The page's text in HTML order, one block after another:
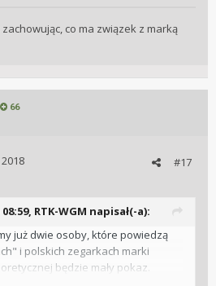
co ma związek z marką
66
#17
RTK-WGM napisał(-a):
już dwie osoby, które powiedzą
i polskich zegarkach marki
będzie mały pokaz.